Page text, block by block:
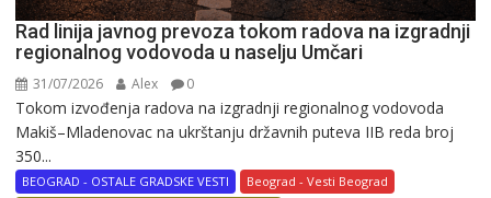
Rad linija javnog prevoza tokom radova na izgradnji
regionalnog vodovoda u naselju Umčari
31/07/2026 Alex 0
Tokom izvođenja radova na izgradnji regionalnog vodovoda
Makiš–Mladenovac na ukrštanju državnih puteva IIB reda broj
350...
BEOGRAD - OSTALE GRADSKE VESTI
Beograd - Vesti Beograd